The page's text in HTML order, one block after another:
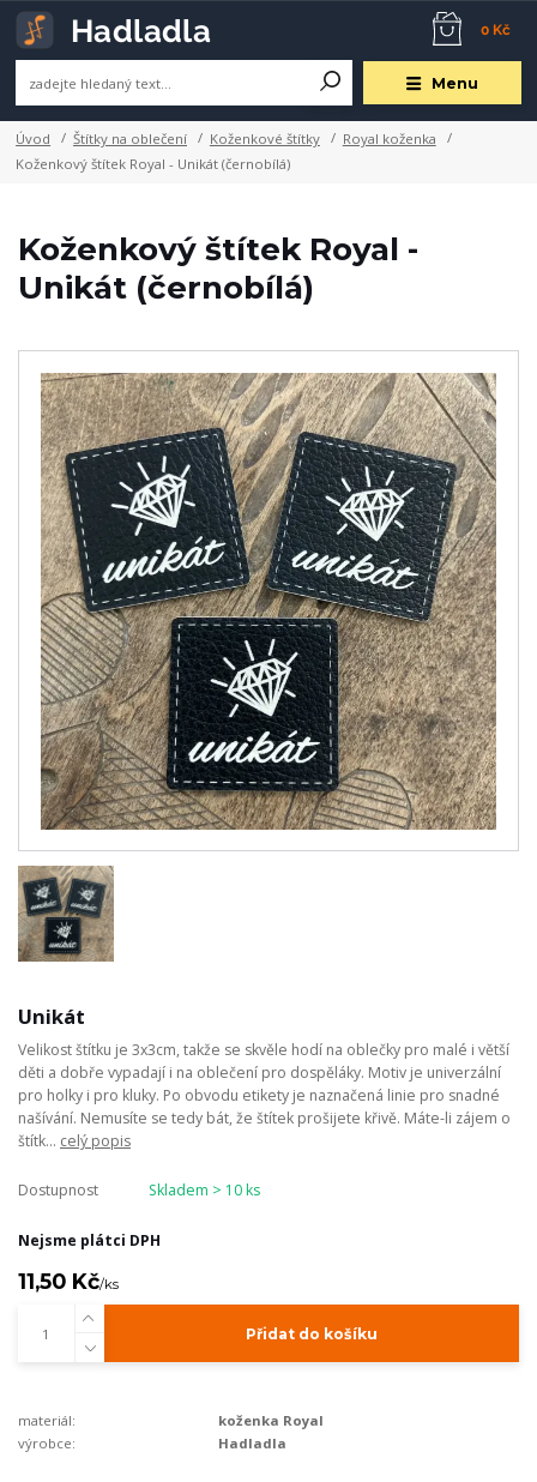
Menu
0 Kč
Úvod Štítky na oblečení Koženkové štítky
Royal koženka
Koženkový štítek Royal - Unikát (černobílá)
Koženkový štítek Royal -
Unikát (černobílá)
Unikát
Velikost štítku je 3x3cm, takže se skvěle hodí na oblečky pro malé i větší
děti a dobře vypadají i na oblečení pro dospěláky. Motiv je univerzální
pro holky i pro kluky. Po obvodu etikety je naznačená linie pro snadné
našívání. Nemusíte se tedy bát, že štítek prošijete křivě. Máte-li zájem o
štítk... celý popis
Dostupnost Skladem > 10 ks
Nejsme plátci DPH
11,50 Kč/ks
Přidat do košíku
materiál:
koženka Royal
výrobce:
Hadladla